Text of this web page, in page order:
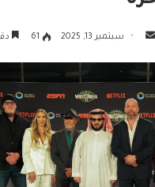
أرسل
إلكترونيا
سبتمبر 13, 2025 61